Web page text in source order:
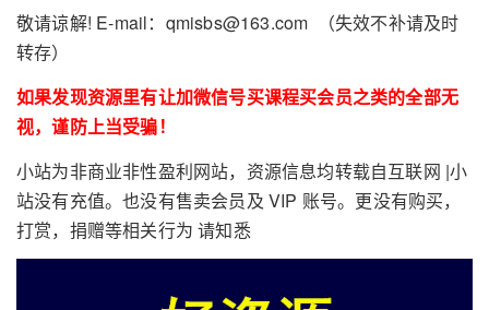
敬请谅解! E-mail：qmisbs@163.com （失效不补请及时
转存）
如果发现资源里有让加微信号买课程买会员之类的全部无
视，谨防上当受骗！
小站为非商业非性盈利网站，资源信息均转载自互联网 |小
站没有充值。也没有售卖会员及 VIP 账号。更没有购买，
打赏，捐赠等相关行为 请知悉